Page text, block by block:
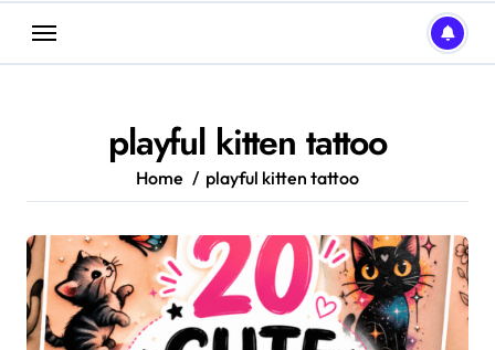
playful kitten tattoo
Home playful kitten tattoo